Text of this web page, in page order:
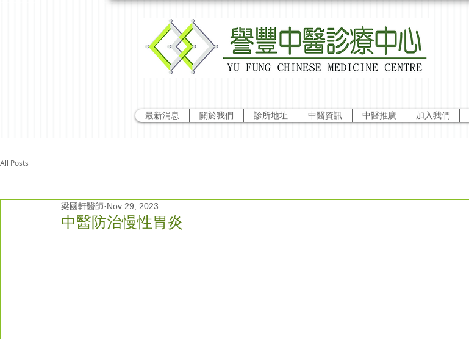
最新消息 關於我們 診所地址 中醫資訊 中醫推廣 加入我們
All Posts
中醫防治慢性胃炎
梁國軒醫師 Nov 29, 2023